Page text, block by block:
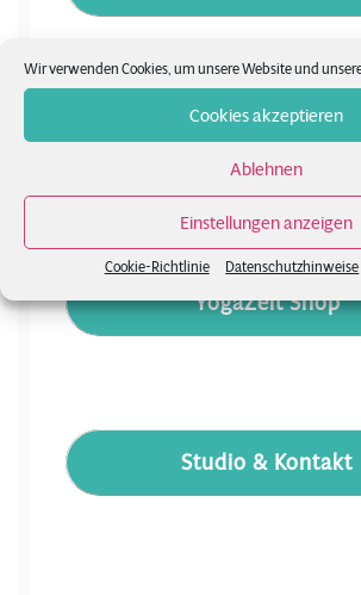
Wir verwenden Cookies, um unsere Website und
Cookies akzeptieren
Ablehnen
Einstellungen anzeigen
Cookie-Richtlinie Datenschutzhinweise
Yoga Videos
YogaZeit Shop
Studio & Kontakt